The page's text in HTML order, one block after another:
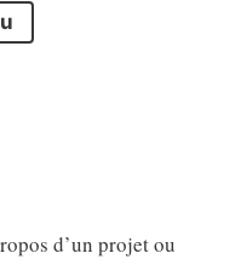
d’un projet ou